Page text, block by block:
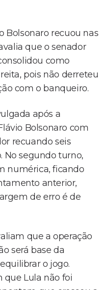
Bolsonaro recuou nas
que o senador
como
pois não derreteu
com o banqueiro.
após a
Bolsonaro com
recuando seis
No segundo turno,
numérica, ficando
anterior,
de erro é de
que a operação
será base da
o jogo.
que Lula não foi